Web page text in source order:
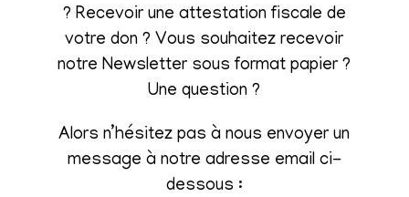
? Recevoir une attestation fiscale de
votre don ? Vous souhaitez recevoir
notre Newsletter sous format papier ?
Une question ?
Alors n’hésitez pas à nous envoyer un
message à notre adresse email ci-
dessous :